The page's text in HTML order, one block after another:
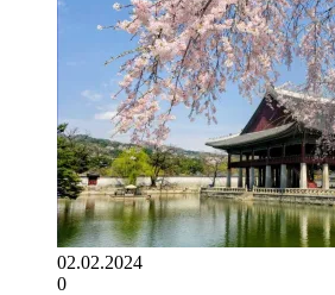
02.02.2024
0